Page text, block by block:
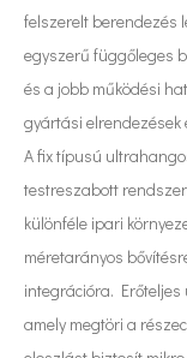
Jelenleg az
felszerelt berendezés
egyszerű függőleges
és a jobb működési
gyártási elrendezések
A fix típusú
testreszabott
különféle ipari
méretarányos
integrációra.
amely megtöri a